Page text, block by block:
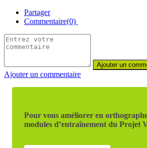
Partager
Commentaire(0)
Ajouter un commentaire
Pour vous améliorer en
modules d’entraînement du Projet